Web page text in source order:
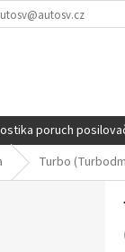
poruch
Turbo